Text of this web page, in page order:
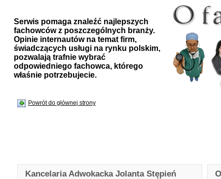
Serwis pomaga znaleźć najlepszych
fachowców z poszczególnych branży.
Opinie internautów na temat firm,
świadczących usługi na rynku polskim,
pozwalają trafnie wybrać
odpowiedniego fachowca, którego
właśnie potrzebujecie.
Powrót do głównej strony
Kancelaria Adwokacka Jolanta Stępień